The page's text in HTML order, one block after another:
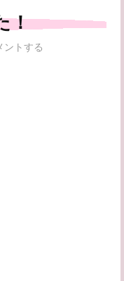
！
ントする